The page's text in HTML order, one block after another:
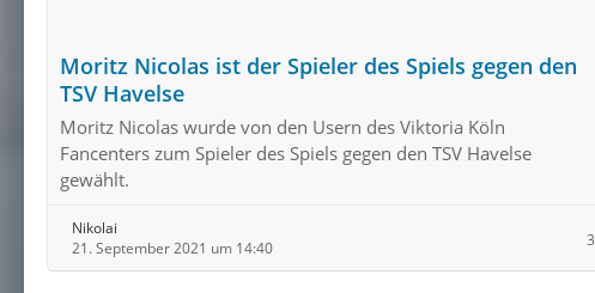
Moritz Nicolas ist der Spieler des Spiels gegen den
TSV Havelse
Moritz Nicolas wurde von den Usern des Viktoria Köln
Fancenters zum Spieler des Spiels gegen den TSV Havelse
gewählt.
Nikolai
21. September 2021 um 14:40
3